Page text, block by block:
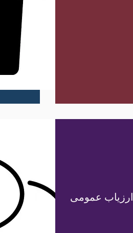
ارزیاب عمومی